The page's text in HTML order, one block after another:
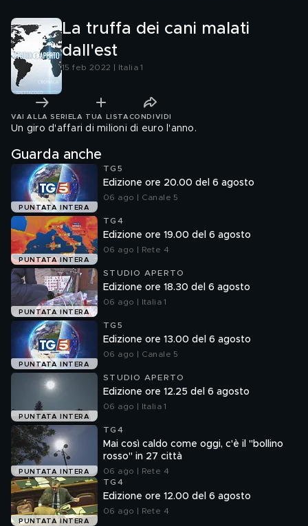
La truffa dei cani malati
dall'est
15 feb 2022 | Italia 1
VAI ALLA SERIE LA TUA LISTA CONDIVIDI
Un giro d'affari di milioni di euro l'anno.
Guarda anche
PUNTATA INTERA
TG5
Edizione ore 20.00 del 6 agosto
06 ago | Canale 5
PUNTATA INTERA
TG4
Edizione ore 19.00 del 6 agosto
06 ago | Rete 4
PUNTATA INTERA
STUDIO APERTO
Edizione ore 18.30 del 6 agosto
06 ago | Italia 1
PUNTATA INTERA
TG5
Edizione ore 13.00 del 6 agosto
06 ago | Canale 5
PUNTATA INTERA
STUDIO APERTO
Edizione ore 12.25 del 6 agosto
06 ago | Italia 1
PUNTATA INTERA
TG4
Mai così caldo come oggi, c'è il "bollino
rosso" in 27 città
06 ago | Rete 4
PUNTATA INTERA
TG4
Edizione ore 12.00 del 6 agosto
06 ago | Rete 4